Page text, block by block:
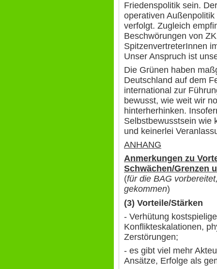
Friedenspolitik sein.
operativen
verfolgt. Zugleich
Beschwörungen von
SpitzenvertreterInnen
Unser Anspruch ist
Die Grünen haben
Deutschland auf dem
international zur
bewusst, wie weit wir
hinterherhinken.
Selbstbewusstsein wie
und keinerlei
ANHANG
Anmerkungen zu
Schwächen/Grenzen
(für die BAG
gekommen)
(3) Vorteile/Stärken
- Verhütung
Konflikteskalationen,
Zerstörungen;
- es gibt viel mehr
Ansätze, Erfolge als